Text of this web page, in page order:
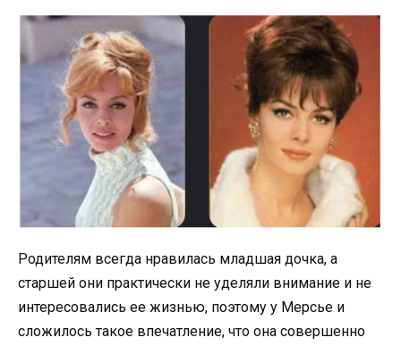
Родителям всегда нравилась младшая дочка, а
старшей они практически не уделяли внимание и не
интересовались ее жизнью, поэтому у Мерсье и
сложилось такое впечатление, что она совершенно